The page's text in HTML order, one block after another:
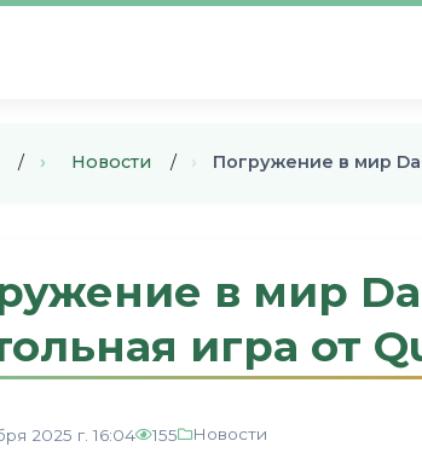
› Новости › Погружение в мир
в мир
игра от
2025 г. 16:04 155 Новости